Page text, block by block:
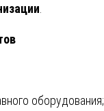
оборудования;